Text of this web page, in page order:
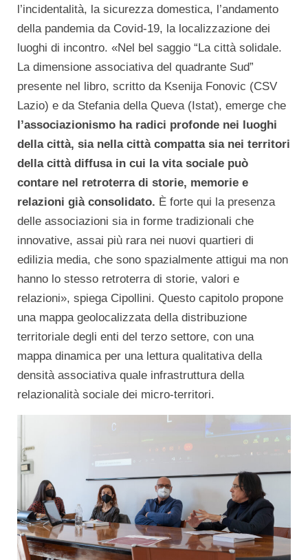
l’incidentalità, la sicurezza domestica, l’andamento
della pandemia da Covid-19, la localizzazione dei
luoghi di incontro. «Nel bel saggio “La città solidale.
La dimensione associativa del quadrante Sud”
presente nel libro, scritto da Ksenija Fonovic (CSV
Lazio) e da Stefania della Queva (Istat), emerge che
l’associazionismo ha radici profonde nei luoghi
della città, sia nella città compatta sia nei territori
della città diffusa in cui la vita sociale può
contare nel retroterra di storie, memorie e
relazioni già consolidato. È forte qui la presenza
delle associazioni sia in forme tradizionali che
innovative, assai più rara nei nuovi quartieri di
edilizia media, che sono spazialmente attigui ma non
hanno lo stesso retroterra di storie, valori e
relazioni», spiega Cipollini. Questo capitolo propone
una mappa geolocalizzata della distribuzione
territoriale degli enti del terzo settore, con una
mappa dinamica per una lettura qualitativa della
densità associativa quale infrastruttura della
relazionalità sociale dei micro-territori.